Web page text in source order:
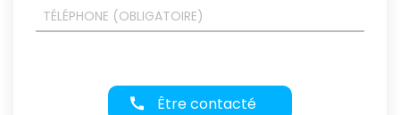
Être contacté